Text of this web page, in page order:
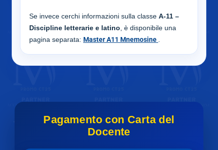
Se invece cerchi informazioni sulla classe A-11 –
Discipline letterarie e latino , è disponibile una
pagina separata: Master A11 Mnemosine
Pagamento con Carta del
Docente